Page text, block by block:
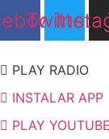
al
Twitter
PLAY RADIO
INSTALAR APP
PLAY YOUTUBE